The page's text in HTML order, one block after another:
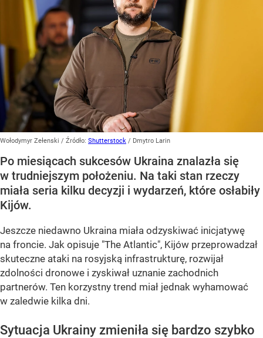
Wołodymyr Zełenski / Źródło: Shutterstock / Dmytro Larin
Po miesiącach sukcesów Ukraina znalazła się
w trudniejszym położeniu. Na taki stan rzeczy
miała seria kilku decyzji i wydarzeń, które osłabiły
Kijów.
Jeszcze niedawno Ukraina miała odzyskiwać inicjatywę
na froncie. Jak opisuje "The Atlantic", Kijów przeprowadzał
skuteczne ataki na rosyjską infrastrukturę, rozwijał
zdolności dronowe i zyskiwał uznanie zachodnich
partnerów. Ten korzystny trend miał jednak wyhamować
w zaledwie kilka dni.
Sytuacja Ukrainy zmieniła się bardzo szybko